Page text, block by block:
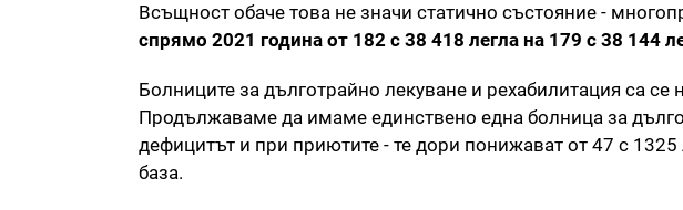
Всъщност обаче това не значи статично състояние -
спрямо 2021 година от 182 с 38 418 легла на 179 с 38 144
Болниците за дълготрайно лекуване и рехабилитация са се
Продължаваме да имаме единствено една болница за
дефицитът и при приютите - те дори понижават от 47 с
база.